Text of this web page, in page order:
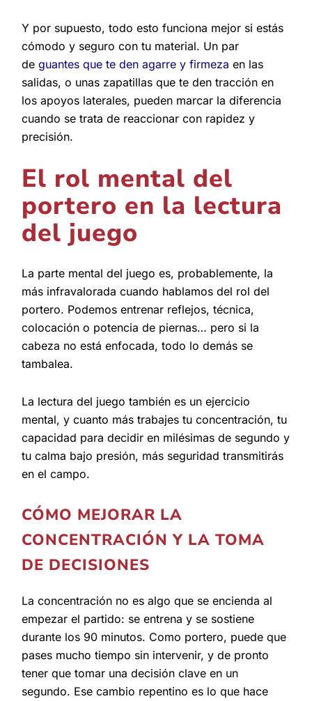
Y por supuesto, todo esto funciona mejor si estás
cómodo y seguro con tu material. Un par
deguantes que te den agarre y firmeza en las
salidas, o unas zapatillas que te den tracción en
los apoyos laterales, pueden marcar la diferencia
cuando se trata de reaccionar con rapidez y
precisión.
El rol mental del
portero en la lectura
del juego
La parte mental del juego es, probablemente, la
más infravalorada cuando hablamos del rol del
portero. Podemos entrenar reflejos, técnica,
colocación o potencia de piernas… pero si la
cabeza no está enfocada, todo lo demás se
tambalea.
La lectura del juego también es un ejercicio
mental, y cuanto más trabajes tu concentración, tu
capacidad para decidir en milésimas de segundo y
tu calma bajo presión, más seguridad transmitirás
en el campo.
CÓMO MEJORAR LA
CONCENTRACIÓN Y LA TOMA
DE DECISIONES
La concentración no es algo que se encienda al
empezar el partido: se entrena y se sostiene
durante los 90 minutos. Como portero, puede que
pases mucho tiempo sin intervenir, y de pronto
tener que tomar una decisión clave en un
segundo. Ese cambio repentino es lo que hace